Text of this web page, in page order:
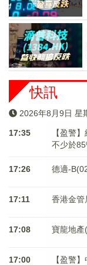
快訊
2026年8月9日 星
17:35
【盈警
不少於
17:26 德適-
17:11 香港金管
17:08 寶龍地產
17:00
【盈警